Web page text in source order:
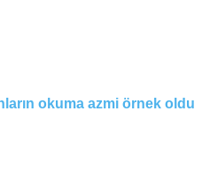
okuma azmi örnek oldu